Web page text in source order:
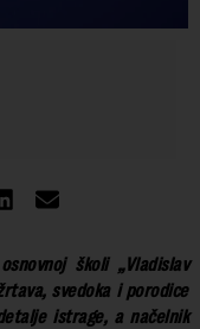
školi „Vladislav
svedoka i porodice
istrage, a načelnik